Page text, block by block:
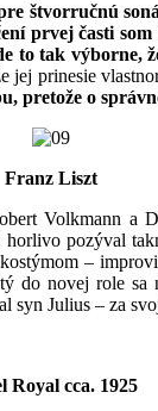
štvorručnú
prvej časti
to tak výborne,
jej prinesie
o
Franz Liszt
Volkmann
pozýval
–
novej role
Julius – za
Royal cca. 1925